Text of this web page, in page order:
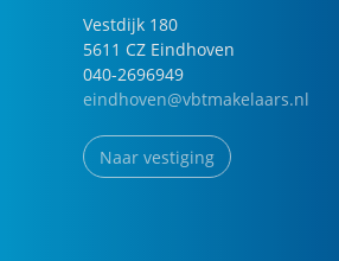
Vestdijk 180
5611 CZ Eindhoven
040-2696949
eindhoven@vbtmakelaars.nl
Naar vestiging